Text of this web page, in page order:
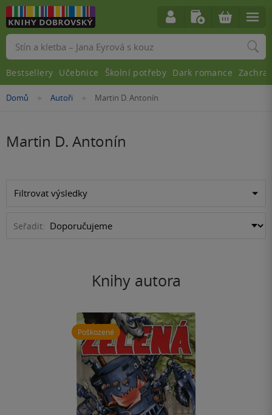
Nacházíte
Domů »Autoři »
Martin D. Antonín
Martin D. Antonín
Filtrovat výsledky
Seřadit:
Knihy autora
Poškozené
Vyhledávání
Bestsellery Učebnice Školní potřeby Dark romance